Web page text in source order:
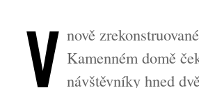
V nově
Kamenném domě
návštěvníky hned